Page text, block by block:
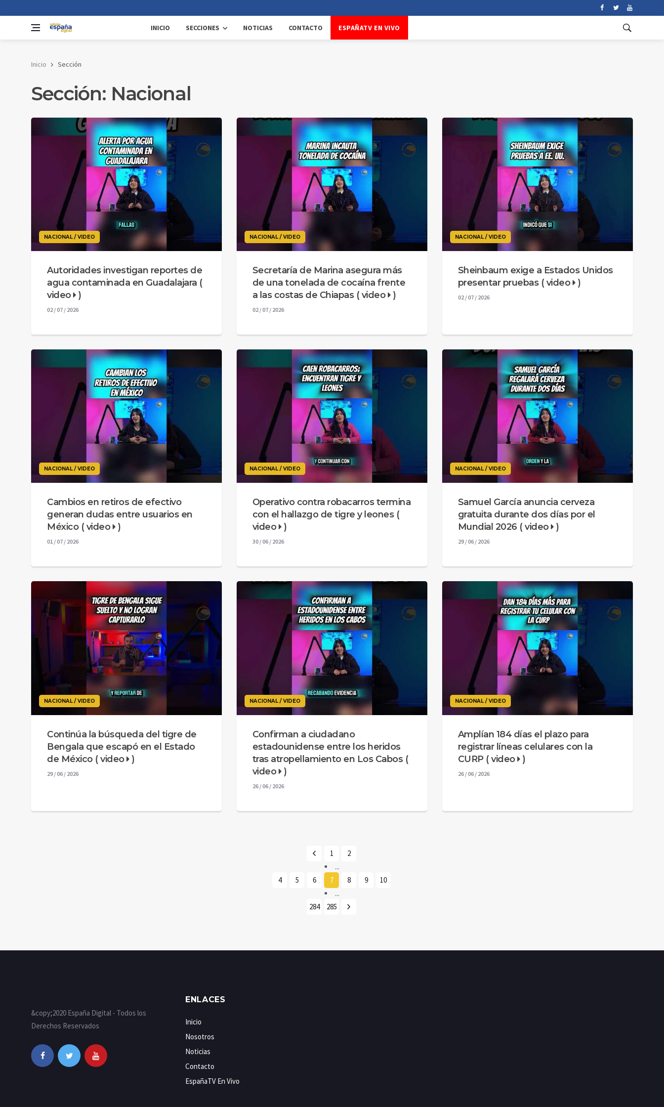
INICIO SECCIONES NOTICIAS CONTACTO ESPAÑATV EN VIVO
Inicio Sección
Sección: Nacional
NACIONAL / VIDEO
Autoridades investigan reportes de
agua contaminada en Guadalajara (
video )
02 / 07 / 2026
NACIONAL / VIDEO
Secretaría de Marina asegura más
de una tonelada de cocaína frente
a las costas de Chiapas ( video )
02 / 07 / 2026
NACIONAL / VIDEO
Sheinbaum exige a Estados Unidos
presentar pruebas ( video )
02 / 07 / 2026
NACIONAL / VIDEO
Cambios en retiros de efectivo
generan dudas entre usuarios en
México ( video )
01 / 07 / 2026
NACIONAL / VIDEO
Operativo contra robacarros termina
con el hallazgo de tigre y leones (
video )
30 / 06 / 2026
NACIONAL / VIDEO
Samuel García anuncia cerveza
gratuita durante dos días por el
Mundial 2026 ( video )
29 / 06 / 2026
NACIONAL / VIDEO
Continúa la búsqueda del tigre de
Bengala que escapó en el Estado
de México ( video )
29 / 06 / 2026
NACIONAL / VIDEO
Confirman a ciudadano
estadounidense entre los heridos
tras atropellamiento en Los Cabos (
video )
26 / 06 / 2026
NACIONAL / VIDEO
Amplían 184 días el plazo para
registrar líneas celulares con la
CURP ( video )
26 / 06 / 2026
1
2
...
4
5 6 7 8 9
10
...
284
285
&copy;2020 España Digital - Todos los
Derechos Reservados
ENLACES
Inicio
Nosotros
Noticias
Contacto
EspañaTV En Vivo